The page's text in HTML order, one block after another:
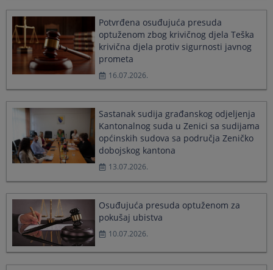
a
date.
Press
the
question
mark
to
get
the
keyboard
shortcuts
for
changing
a
date.
Press
the
key
to
get
the
keyboard
shortcuts
for
changing
dates.
Potvrđena osuđujuća presuda
optuženom zbog krivičnog djela Teška
krivična djela protiv sigurnosti javnog
prometa
16.07.2026.
Sastanak sudija građanskog odjeljenja
Kantonalnog suda u Zenici sa sudijama
općinskih sudova sa područja Zeničko
dobojskog kantona
13.07.2026.
Osuđujuća presuda optuženom za
pokušaj ubistva
10.07.2026.